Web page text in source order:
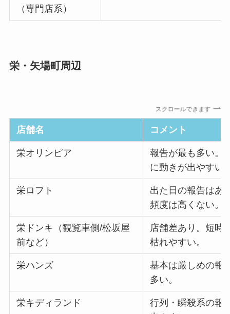
（専門店系）
栄・矢場町周辺
スクロールできます
店舗名 コメント
栄オリンピア
報告が最も多い。
に動きが出やすい
栄ロフト
出た日の報告はあ
頻度は高くない。
栄ドンキ（観覧車側/松坂屋
前など）
店舗差あり。短時
枯れやすい。
栄ハンズ
基本は厳しめの報
多い。
栄キディランド
行列・瞬殺系の報